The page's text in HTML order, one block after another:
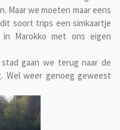
Maar we moeten maar eens
soort trips een simkaartje
Marokko met ons eigen
gaan we terug naar de
Wel weer genoeg geweest